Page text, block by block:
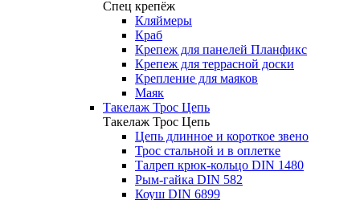
Спец крепёж
Кляймеры
Краб
Крепеж для панелей Планфикс
Крепеж для террасной доски
Крепление для маяков
Маяк
Такелаж Трос Цепь
Такелаж Трос Цепь
Цепь длинное и короткое звено
Трос стальной и в оплетке
Талреп крюк-кольцо DIN 1480
Рым-гайка DIN 582
Коуш DIN 6899